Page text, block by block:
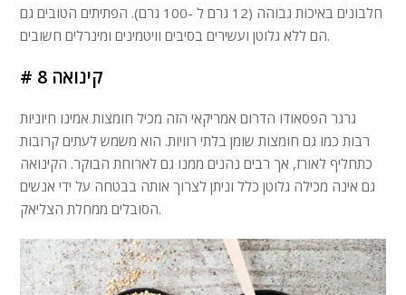
חלבונים באיכות גבוהה (12 גרם ל -100 גרם). הפתיתים הטובים גם
הם ללא גלוטן ועשירים בסיבים וויטמינים ומינרלים חשובים.
# 8 קינואה
גרגר הפסאודו הדרום אמריקאי הזה מכיל חומצות אמינו חיוניות
רבות כמו גם חומצות שומן בלתי רוויות. הוא משמש לעתים קרובות
כתחליף לאורז, אך רבים נהנים ממנו גם לארוחת הבוקר. הקינואה
גם אינה מכילה גלוטן כלל וניתן לצרוך אותה בבטחה על ידי אנשים
הסובלים ממחלת הצליאק.